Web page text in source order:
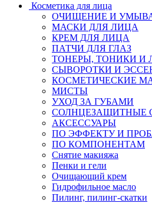
Косметика для лица
ОЧИЩЕНИЕ И
МАСКИ ДЛЯ ЛИЦА
КРЕМ ДЛЯ ЛИЦА
ПАТЧИ ДЛЯ ГЛАЗ
ТОНЕРЫ, ТОНИКИ И
СЫВОРОТКИ И
КОСМЕТИЧЕСКИЕ
МИСТЫ
УХОД ЗА ГУБАМИ
СОЛНЦЕЗАЩИТНЫЕ
АКСЕССУАРЫ
ПО ЭФФЕКТУ И
ПО КОМПОНЕНТАМ
Снятие макияжа
Пенки и гели
Очищающий крем
Гидрофильное масло
Пилинг, пилинг-скатки